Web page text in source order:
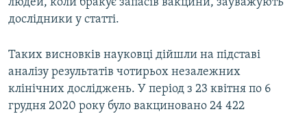
людей, коли бракує запасів вакцини, зауважують
дослідники у статті.
Таких висновків науковці дійшли на підставі
аналізу результатів чотирьох незалежних
клінічних досліджень. У період з 23 квітня по 6
грудня 2020 року було вакциновано 24 422